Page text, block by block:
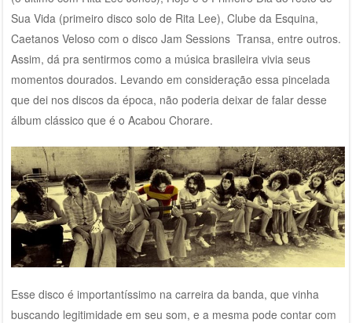
Sua Vida (primeiro disco solo de Rita Lee), Clube da Esquina,
Caetanos Veloso com o disco Jam Sessions Transa, entre outros.
Assim, dá pra sentirmos como a música brasileira vivia seus
momentos dourados. Levando em consideração essa pincelada
que dei nos discos da época, não poderia deixar de falar desse
álbum clássico que é o Acabou Chorare.
Esse disco é importantíssimo na carreira da banda, que vinha
buscando legitimidade em seu som, e a mesma pode contar com